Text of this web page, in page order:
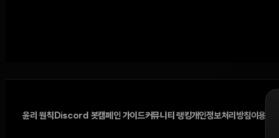
윤리 원칙 Discord 봇캠페인 가이드커뮤니티 랭킹개인정보처리방침이용약관